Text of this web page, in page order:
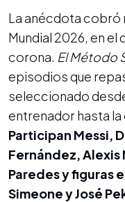
La anécdota cobró
Mundial 2026, en el
corona. El Método
episodios que
seleccionado
entrenador hasta
Participan Messi,
Fernández, Alexis
Paredes y figuras
Simeone y José